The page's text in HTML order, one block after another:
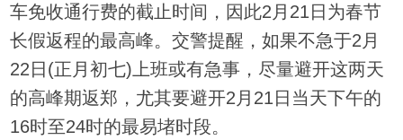
车免收通行费的截止时间，因此2月21日为春节
长假返程的最高峰。交警提醒，如果不急于2月
22日(正月初七)上班或有急事，尽量避开这两天
的高峰期返郑，尤其要避开2月21日当天下午的
16时至24时的最易堵时段。